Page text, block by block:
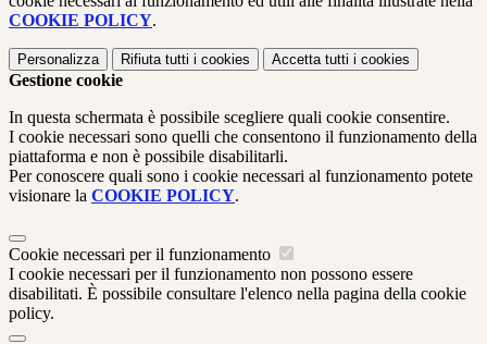
COOKIE POLICY.
Personalizza Rifiuta tutti i cookies Accetta tutti i cookies
Gestione cookie
In questa schermata è possibile scegliere quali cookie consentire.
I cookie necessari sono quelli che consentono il funzionamento della
piattaforma e non è possibile disabilitarli.
Per conoscere quali sono i cookie necessari al funzionamento potete
visionare la COOKIE POLICY.
Cookie necessari per il funzionamento
I cookie necessari per il funzionamento non possono essere
disabilitati. È possibile consultare l'elenco nella pagina della cookie
policy.